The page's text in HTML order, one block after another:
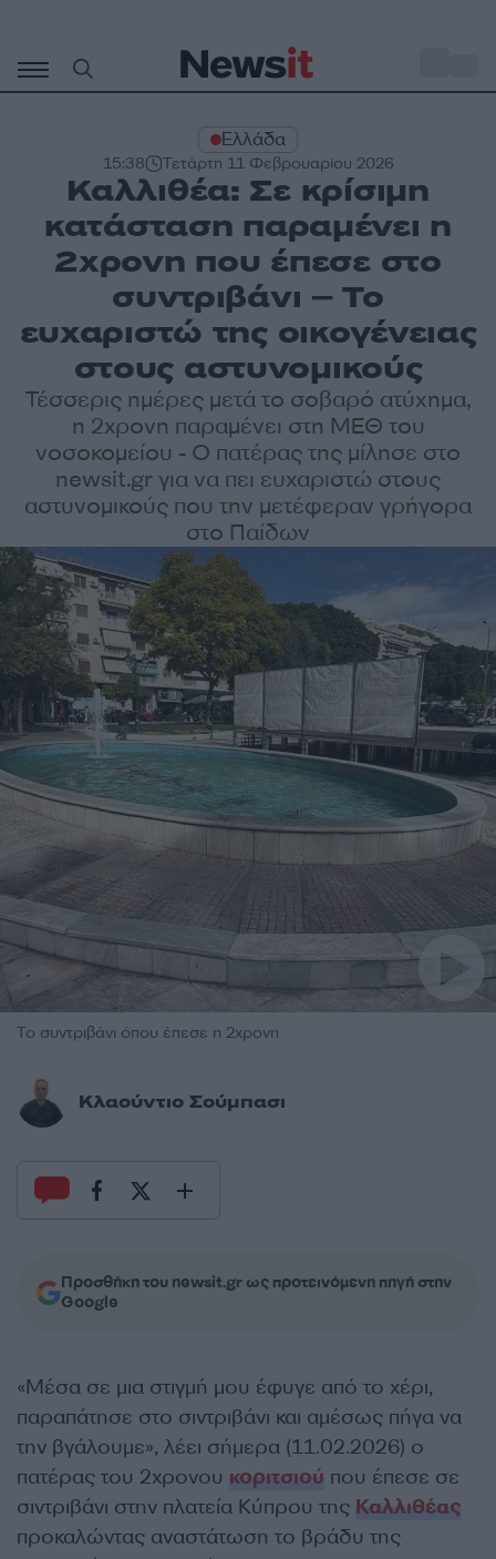
περιεχόμενο
Ελλάδα
15:38 Τετάρτη 11 Φεβρουαρίου 2026
Καλλιθέα: Σε κρίσιμη
κατάσταση παραμένει η
2χρονη που έπεσε στο
συντριβάνι – Το
ευχαριστώ της οικογένειας
στους αστυνομικούς
Τέσσερις ημέρες μετά το σοβαρό ατύχημα,
η 2χρονη παραμένει στη ΜΕΘ του
νοσοκομείου - Ο πατέρας της μίλησε στο
newsit.gr για να πει ευχαριστώ στους
αστυνομικούς που την μετέφεραν γρήγορα
στο Παίδων
Το συντριβάνι όπου έπεσε η 2χρονη
Κλαούντιο Σούμπασι
Προσθήκη του newsit.gr ως προτεινόμενη πηγή στην
Google
«Μέσα σε μια στιγμή μου έφυγε από το χέρι,
παραπάτησε στο σιντριβάνι και αμέσως πήγα να
την βγάλουμε», λέει σήμερα (11.02.2026) ο
πατέρας του 2χρονου κοριτσιού που έπεσε σε
σιντριβάνι στην πλατεία Κύπρου της Καλλιθέας
προκαλώντας αναστάτωση το βράδυ της